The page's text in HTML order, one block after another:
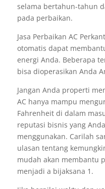
selama bertahun-tahun
pada perbaikan.
Jasa Perbaikan AC
otomatis dapat
energi Anda. Beberapa
bisa dioperasikan Anda
Jangan Anda properti
AC hanya mampu
Fahrenheit di dalam
reputasi bisnis yang
menggunakan. Carilah
ulasan tentang
mudah akan membantu
menjadi a bijaksana 1.